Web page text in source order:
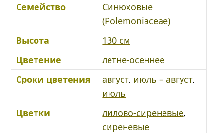
Семейство
Синюховые
(Polemoniaceae)
Высота
130 см
Цветение
летне-осеннее
Сроки цветения
август, июль – август,
июль
Цветки
лилово-сиреневые,
сиреневые